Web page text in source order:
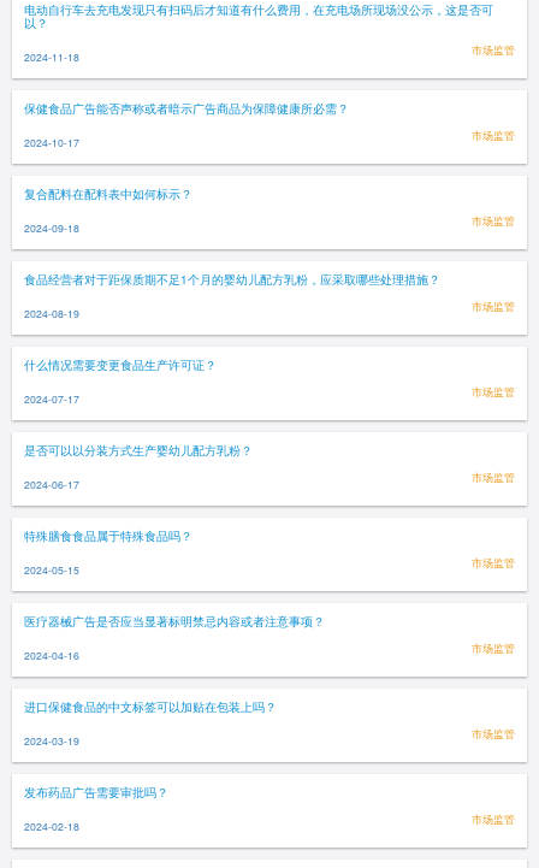
电动自行车去充电发现只有扫码后才知道有什么费用，在充电场所现场没公示，这是否可
以？
2024-11-18 市场监管
保健食品广告能否声称或者暗示广告商品为保障健康所必需？
2024-10-17 市场监管
复合配料在配料表中如何标示？
2024-09-18 市场监管
食品经营者对于距保质期不足1个月的婴幼儿配方乳粉，应采取哪些处理措施？
2024-08-19 市场监管
什么情况需要变更食品生产许可证？
2024-07-17 市场监管
是否可以以分装方式生产婴幼儿配方乳粉？
2024-06-17 市场监管
特殊膳食食品属于特殊食品吗？
2024-05-15 市场监管
医疗器械广告是否应当显著标明禁忌内容或者注意事项？
2024-04-16 市场监管
进口保健食品的中文标签可以加贴在包装上吗？
2024-03-19 市场监管
发布药品广告需要审批吗？
2024-02-18 市场监管